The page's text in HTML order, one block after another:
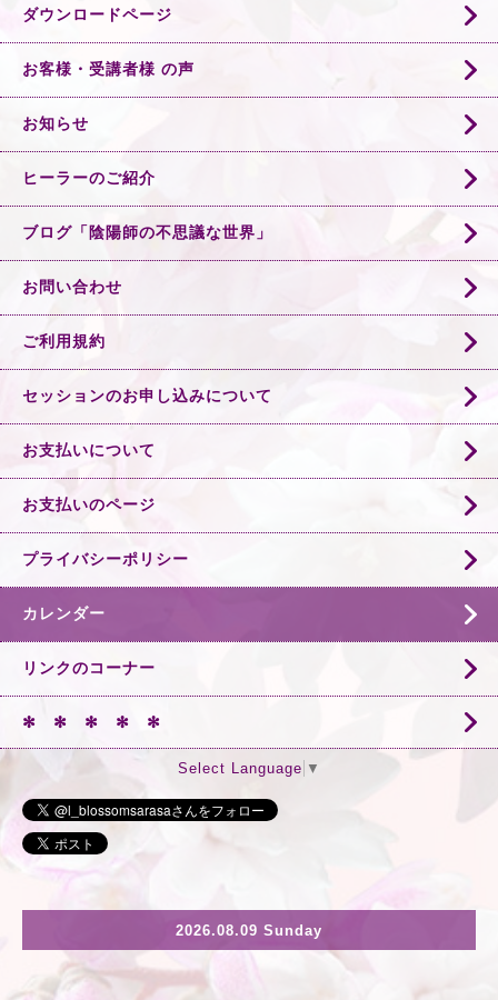
ダウンロードページ
お客様・受講者様 の声
お知らせ
ヒーラーのご紹介
ブログ「陰陽師の不思議な世界」
お問い合わせ
ご利用規約
セッションのお申し込みについて
お支払いについて
お支払いのページ
プライバシーポリシー
カレンダー
リンクのコーナー
✻ ✻ ✻ ✻ ✻
Select Language ▼
2026.08.09 Sunday